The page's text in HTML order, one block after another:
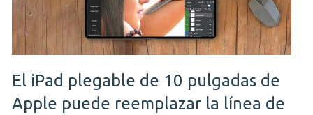
El iPad plegable de 10 pulgadas de
Apple puede reemplazar la línea de